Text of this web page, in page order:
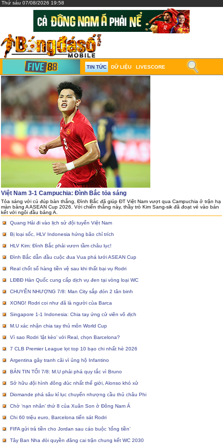
Thứ sáu 07/08/2026 19:58
TIN TỨC DỮ LIỆU LIVESCORE
Việt Nam 3-1 Campuchia: Đình Bắc tỏa sáng
Tỏa sáng với cú đúp bàn thắng, Đình Bắc đã giúp ĐT Việt Nam vượt qua Campuchia ở trận hạ
màn bảng A ASEAN Cup 2026. Với chiến thắng này, thầy trò Kim Sang-sik đã đoạt vé vào bán
kết với ngôi đầu bảng A.
Quang Hải đi vào lịch sử đội tuyển Việt Nam
Bị loại sốc, HLV Indonesia hứng bão chỉ trích
HLV Kim: Đình Bắc phải vươn tầm châu lục!
Đình Bắc dẫn đầu cuộc đua Vua phá lưới ASEAN Cup
Real chốt sổ hàng tiền vệ sau khi thất bại vụ Rodri
LĐBĐ Hàn Quốc cung cấp dịch vụ đen tại vòng loại WC
CHUYỂN NHƯỢNG 7/8: Man City sắp đón 2 tân binh
XONG! Rodri coi như đã là người của Barca
Singapore 1-1 Indonesia: Chia tay ứng cử viên vô địch
M.U xác nhận chia tay thủ môn World Cup
Vì sao Rodri ‘lật kèo’ với Real, chọn Barcelona?
7 CLB Premier League lọt top 10 bạo chi nhất hè 2026
Argentina gây tranh cãi vì ủng hộ Infantino
BẢN TIN TỐI 7/8: M.U phải phá quy tắc vì Bruno
Sở hữu đội hình đông đúc nhất thế giới, Alonso khó xử
Diomande phá sâu kỉ lục chuyển nhượng cầu thủ châu Phi
Chờ ‘nạn nhân’ thứ 8 của Xuân Son ở Đông Nam Á
Chi 60 triệu euro, Barcelona tiến sát Rodri
FIFA gửi trả tiền cho Jordan sau cáo buộc ‘tống tiền’
Tây Ban Nha đòi quyền đăng cai trận chung kết WC 2030